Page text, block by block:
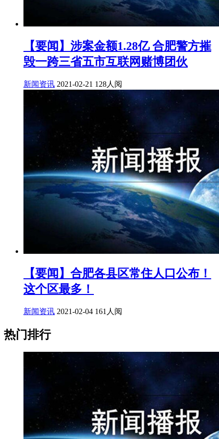
【要闻】涉案金额1.28亿 合肥警方摧
毁一跨三省五市互联网赌博团伙
新闻资讯 2021-02-21 128人阅
【要闻】合肥各县区常住人口公布！
这个区最多！
新闻资讯 2021-02-04 161人阅
热门排行